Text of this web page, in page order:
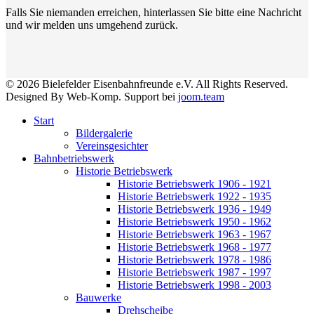
Falls Sie niemanden erreichen, hinterlassen Sie bitte eine Nachricht
und wir melden uns umgehend zurück.
© 2026 Bielefelder Eisenbahnfreunde e.V. All Rights Reserved.
Designed By Web-Komp. Support bei joom.team
Start
Bildergalerie
Vereinsgesichter
Bahnbetriebswerk
Historie Betriebswerk
Historie Betriebswerk 1906 - 1921
Historie Betriebswerk 1922 - 1935
Historie Betriebswerk 1936 - 1949
Historie Betriebswerk 1950 - 1962
Historie Betriebswerk 1963 - 1967
Historie Betriebswerk 1968 - 1977
Historie Betriebswerk 1978 - 1986
Historie Betriebswerk 1987 - 1997
Historie Betriebswerk 1998 - 2003
Bauwerke
Drehscheibe